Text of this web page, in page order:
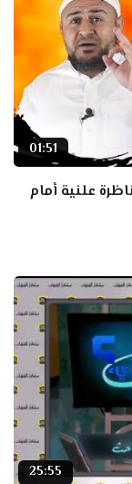
01:51
علنية أمام
25:55